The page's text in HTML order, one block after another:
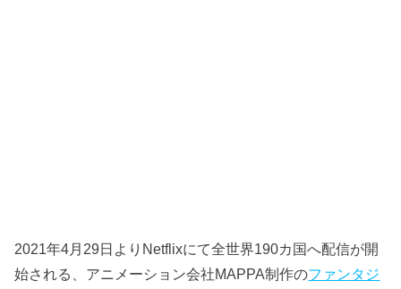
2021年4月29日よりNetflixにて全世界190カ国へ配信が開
始される、アニメーション会社MAPPA制作のファンタジ